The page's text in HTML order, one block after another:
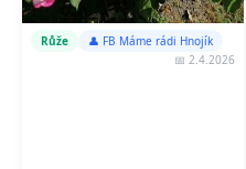
Růže
👤 FB Máme rádi Hnojík
📅 2.4.2026